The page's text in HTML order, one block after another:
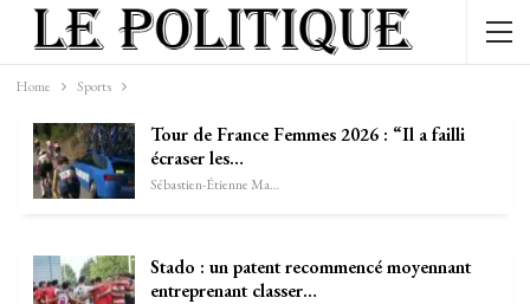
Home Sports
Tour de France Femmes 2026 : “Il a failli
écraser les…
Sébastien-Étienne Marechal
Stado : un patent recommencé moyennant
entreprenant classer…